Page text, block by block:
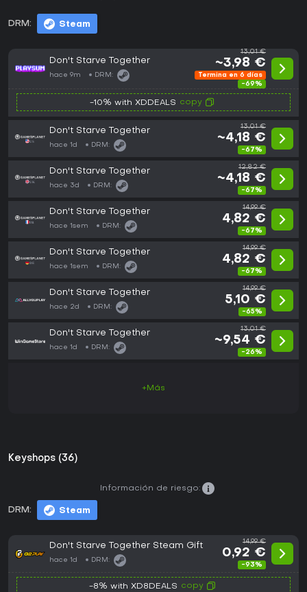
DRM: Steam
Don't Starve Together
hace 9m DRM:
13,01 €
~3,98 €
Termina en 6 días
-69%
-10% with XDDEALS copy
Don't Starve Together
hace 1d DRM:
13,01 €
~4,18 €
-67%
Don't Starve Together
hace 3d DRM:
12,82 €
~4,18 €
-67%
Don't Starve Together
hace 1sem DRM:
14,99 €
4,82 €
-67%
Don't Starve Together
hace 1sem DRM:
14,99 €
4,82 €
-67%
Don't Starve Together
hace 2d DRM:
14,99 €
5,10 €
-65%
Don't Starve Together
hace 1d DRM:
13,01 €
~9,54 €
-26%
+Más
Keyshops (36)
DRM: Steam
Información de riesgo:
Don't Starve Together Steam Gift
hace 1d DRM:
14,99 €
0,92 €
-93%
-8% with XD8DEALS copy